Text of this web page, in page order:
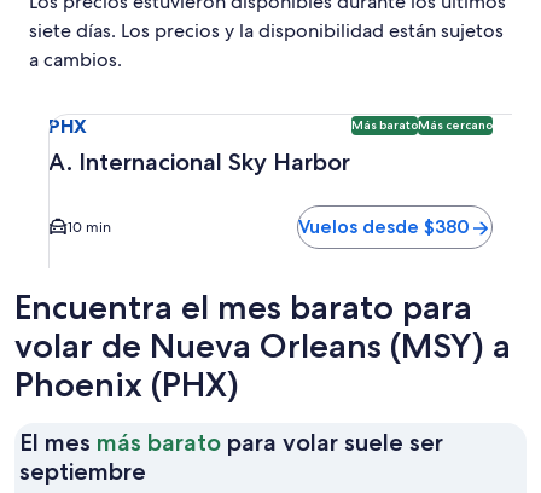
siete días. Los precios y la disponibilidad están sujetos
a cambios.
PHX Más baratoMás cercano
A. Internacional Sky Harbor
10 min Vuelos desde $380
Encuentra el mes barato para
volar de Nueva Orleans (MSY) a
Phoenix (PHX)
El mes más barato para volar suele ser
septiembre